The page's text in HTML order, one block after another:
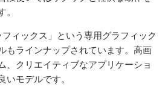
。
フィックス」という専用グラフィック
もラインナップされています。高画
、クリエイティブなアプリケーショ
いモデルです。